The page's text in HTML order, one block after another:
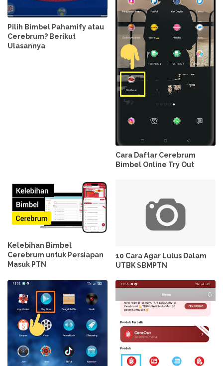
Pilih Bimbel Pahamify atau
Cerebrum? Berikut
Ulasannya
Cara Daftar Cerebrum
Bimbel Online Try Out
Kelebihan Bimbel
Cerebrum untuk Persiapan
Masuk PTN
10 Cara Agar Lulus Dalam
UTBK SBMPTN